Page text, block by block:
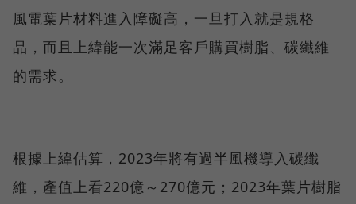
風電葉片材料進入障礙高，一旦打入就是規格
品，而且上緯能一次滿足客戶購買樹脂、碳纖維
的需求。
根據上緯估算，2023年將有過半風機導入碳纖
維，產值上看220億～270億元；2023年葉片樹脂